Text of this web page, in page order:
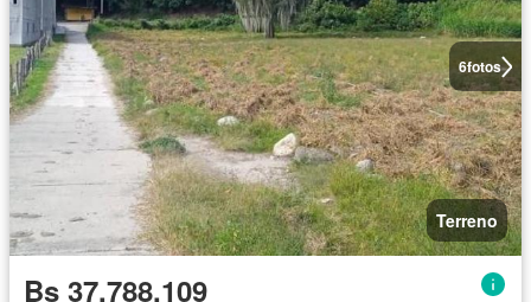
6fotos
Terreno
Bs 37.788.109